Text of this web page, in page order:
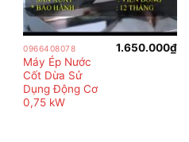
0966408078
Máy Ép Nước
Cốt Dừa Sử
Dụng Động Cơ
0,75 kW
1.650.000₫